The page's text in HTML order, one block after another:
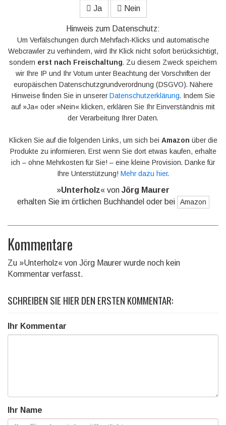
Ja Nein
Hinweis zum Datenschutz:
Um Verfälschungen durch Mehrfach-Klicks und automatische
Webcrawler zu verhindern, wird Ihr Klick nicht sofort berücksichtigt,
sondern erst nach Freischaltung. Zu diesem Zweck speichern
wir Ihre IP und Ihr Votum unter Beachtung der Vorschriften der
europäischen Datenschutzgrundverordnung (DSGVO). Nähere
Hinweise finden Sie in unsererDatenschutzerklärung. Indem Sie
auf »Ja« oder »Nein« klicken, erklären Sie Ihr Einverständnis mit
der Verarbeitung Ihrer Daten.
Klicken Sie auf die folgenden Links, um sich bei Amazon über die
Produkte zu informieren. Erst wenn Sie dort etwas kaufen, erhalte
ich – ohne Mehrkosten für Sie! – eine kleine Provision. Danke für
Ihre Unterstützung! Mehr dazu hier.
»Unterholz« von Jörg Maurer
erhalten Sie im örtlichen Buchhandel oder bei
Amazon
Kommentare
Zu »Unterholz« von Jörg Maurer wurde noch kein
Kommentar verfasst.
SCHREIBEN SIE HIER DEN ERSTEN KOMMENTAR:
Ihr Kommentar
Ihr Name